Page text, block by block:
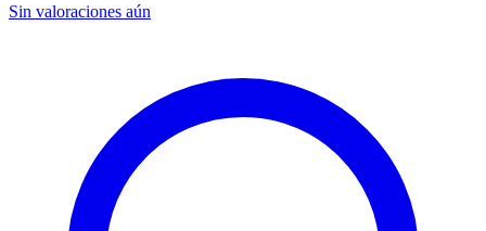
Sin valoraciones aún